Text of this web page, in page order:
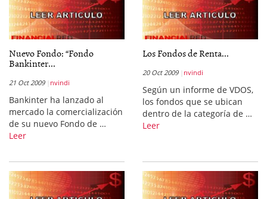
Nuevo Fondo: “Fondo
Bankinter...
21 Oct 2009 nvindi
Bankinter ha lanzado al
mercado la comercialización
de su nuevo Fondo de …
Leer
Los Fondos de Renta...
20 Oct 2009 nvindi
Según un informe de VDOS,
los fondos que se ubican
dentro de la categoría de …
Leer